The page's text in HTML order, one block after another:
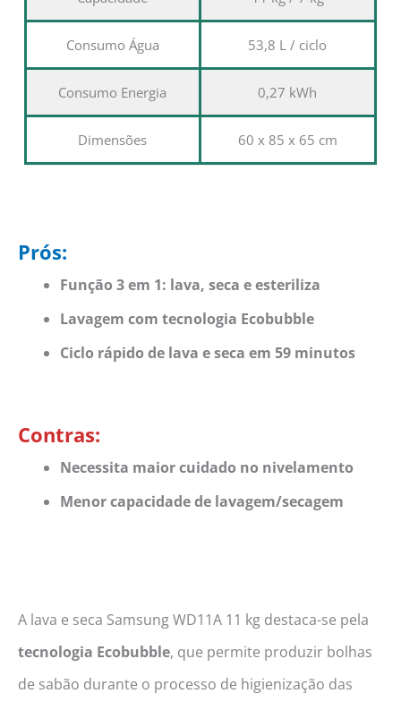
Consumo Água 53,8 L / ciclo
Consumo Energia 0,27 kWh
Dimensões 60 x 85 x 65 cm
Prós:
Função 3 em 1: lava, seca e esteriliza
Lavagem com tecnologia Ecobubble
Ciclo rápido de lava e seca em 59 minutos
Contras:
Necessita maior cuidado no nivelamento
Menor capacidade de lavagem/secagem
A lava e seca Samsung WD11A 11 kg destaca-se pela
tecnologia Ecobubble, que permite produzir bolhas
de sabão durante o processo de higienização das